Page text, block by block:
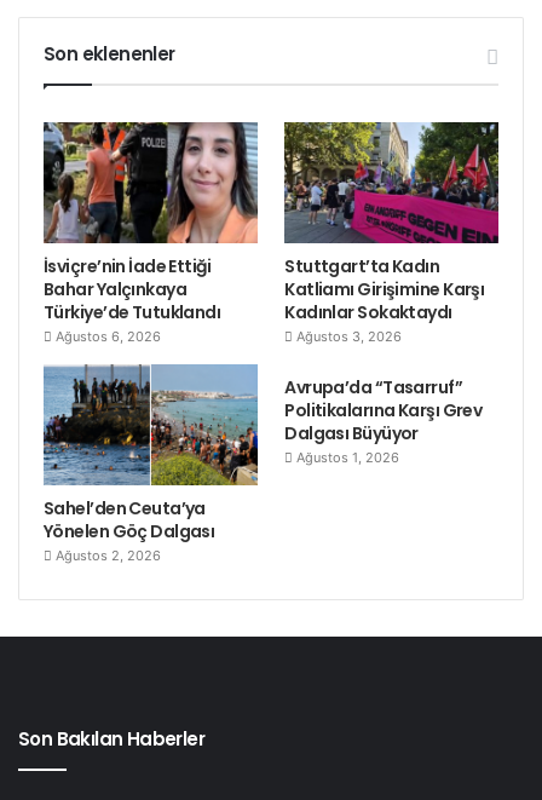
Son eklenenler
İsviçre’nin İade Ettiği
Bahar Yalçınkaya
Türkiye’de Tutuklandı
Ağustos 6, 2026
Stuttgart’ta Kadın
Katliamı Girişimine Karşı
Kadınlar Sokaktaydı
Ağustos 3, 2026
Sahel’den Ceuta’ya
Yönelen Göç Dalgası
Ağustos 2, 2026
Avrupa’da “Tasarruf”
Politikalarına Karşı Grev
Dalgası Büyüyor
Ağustos 1, 2026
Son Bakılan Haberler